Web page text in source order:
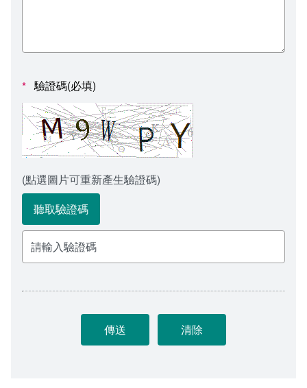
人事室
諮詢信箱進度查詢
* 驗證碼(必填)
(點選圖片可重新產生驗證碼)
聽取驗證碼